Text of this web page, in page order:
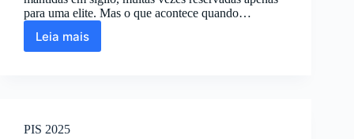
para uma elite. Mas o que acontece quando…
Leia mais
Um
Tudo
PIS 2025